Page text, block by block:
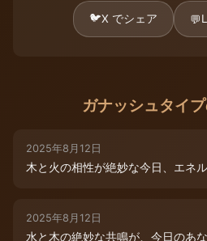
🐦X でシェア 💬
ガナッシュタイ
2025年8月12日
木と火の相性が絶妙な今日、エネ
2025年8月12日
水と木の絶妙な共鳴が、今日のあ